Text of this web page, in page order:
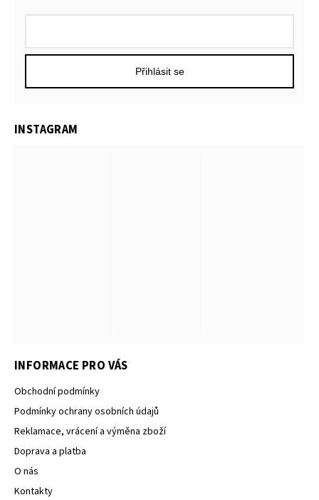
Přihlásit se
INFORMACE PRO VÁS
Obchodní podmínky
Podmínky ochrany osobních údajů
Reklamace, vrácení a výměna zboží
Doprava a platba
O nás
Kontakty
INSTAGRAM